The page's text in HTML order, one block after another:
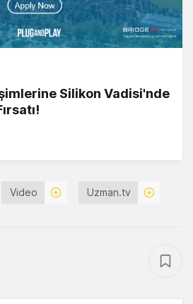
Silikon Vadisi'nde
Video Uzman.tv